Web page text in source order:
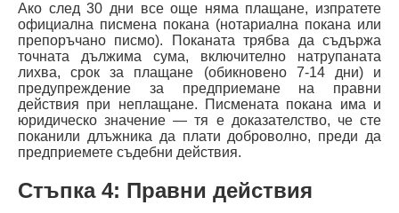
Ако след 30 дни все още няма плащане, изпратете
официална писмена покана (нотариална покана или
препоръчано писмо). Поканата трябва да съдържа
точната дължима сума, включително натрупаната
лихва, срок за плащане (обикновено 7-14 дни) и
предупреждение за предприемане на правни
действия при неплащане. Писмената покана има и
юридическо значение — тя е доказателство, че сте
поканили длъжника да плати доброволно, преди да
предприемете съдебни действия.
Стъпка 4: Правни действия